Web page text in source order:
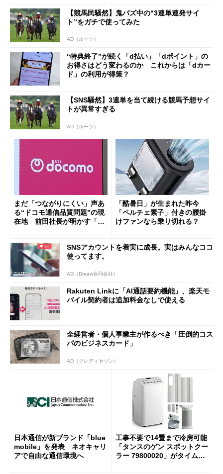
【競馬民騒然】鬼バズ中の“3連単連発サイ
ト”をガチで使ってみた
AD（ルーツ）
“特典終了”が続く「d払い」「dポイント」の
お得さはどう変わるのか これからは「dカー
ド」の利用が得策？
【SNS騒然】3連単を当て続ける競馬予想サイ
トが異常すぎる
AD（ルーツ）
まだ「つながりにくい」声あ
る“ドコモ通信品質問題”の現
在地 前田社長が明かす「道
「酷暑日」が生まれた昨今
「ペルチェ素子」付きの腰掛
けファンなら乗り切れる？
SNSアカウントを着実に成長。実はみんなココ
使ってます。
AD（Dreaw合同会社）
Rakuten Linkに「AI通話要約機能」、楽天モ
バイル契約者は追加料金なしで使える
全経営者・個人事業主が作るべき「圧倒的コス
パのビジネスカード」
AD（クレディセゾン）
日本通信が新ブランド「blue
mobile」を発表 ネオキャリ
アで自由な通信環境へ
工事不要で14畳まで冷房可能
「タンスのゲン スポットクー
ラー 79800020」がタイムセ